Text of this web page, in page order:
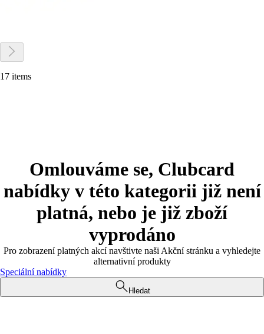
17 items
Omlouváme se, Clubcard
nabídky v této kategorii již není
platná, nebo je již zboží
vyprodáno
Pro zobrazení platných akcí navštivte naši Akční stránku a vyhledejte
alternativní produkty
Speciální nabídky
Hledat